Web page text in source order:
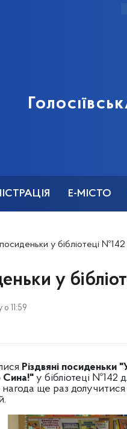
Е-МІСТО
посиденьки у бібліотеці №142
у
о 11:59
Різдвяні посиденьки
Сина!" у бібліотеці №142
ще раз долучитися